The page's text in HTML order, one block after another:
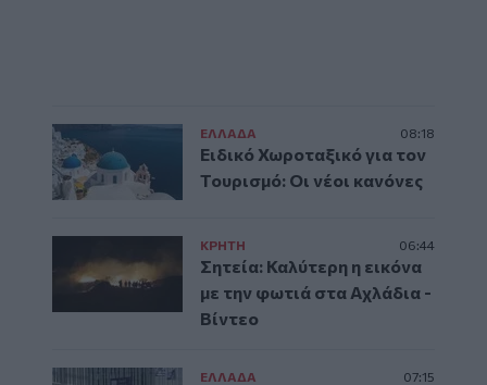
ΕΛΛAΔΑ 08:18
Ειδικό Χωροταξικό για τον
Τουρισμό: Οι νέοι κανόνες
ΚΡΗΤΗ 06:44
Σητεία: Καλύτερη η εικόνα
με την φωτιά στα Αχλάδια -
Βίντεο
ΕΛΛAΔΑ 07:15